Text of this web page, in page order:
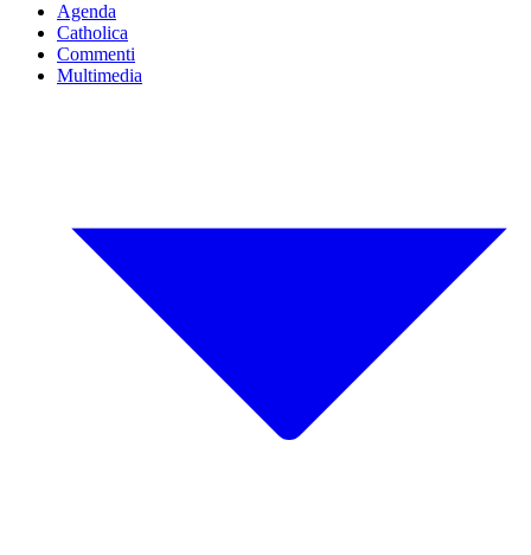
Agenda
Catholica
Commenti
Multimedia